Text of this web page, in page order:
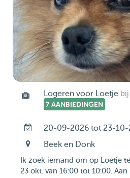
Logeren voor Loetje
7 AANBIEDINGEN
20-09-2026 tot 23-10-
Beek en Donk
Ik zoek iemand om op Loetje
23 okt. van 16:00 tot 10:00.